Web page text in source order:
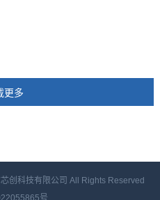
创科技有限公司 All Rights Reserved
号